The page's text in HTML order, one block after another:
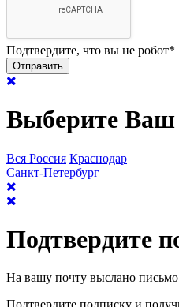
Подтвердите, что вы не робот*
Выберите Ваш
Вся Россия Краснодар
Санкт-Петербург
Подтвердите
На вашу почту выслано